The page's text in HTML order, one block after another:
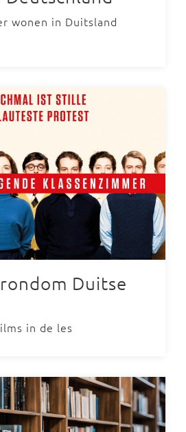
wonen in Duitsland
Duitse
in de les